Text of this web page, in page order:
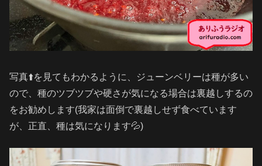
写真⬆️を見てもわかるように、ジューンベリーは種が多い
ので、種のツブツブや硬さが気になる場合は裏越しするの
をお勧めします(我家は面倒で裏越しせず食べています
が、正直、種は気になります💦)